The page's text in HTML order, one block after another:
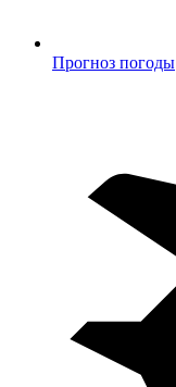
Прогноз погоды